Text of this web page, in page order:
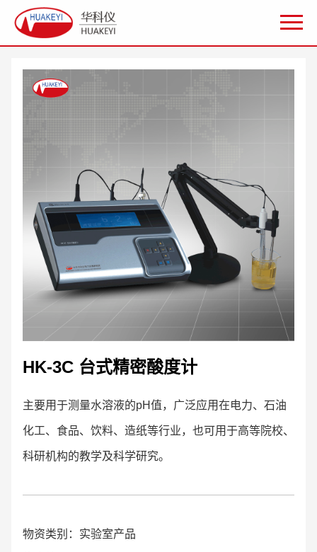
HK-3C 台式精密酸度计
主要用于测量水溶液的pH值，广泛应用在电力、石油
化工、食品、饮料、造纸等行业，也可用于高等院校、
科研机构的教学及科学研究。
物资类别：实验室产品